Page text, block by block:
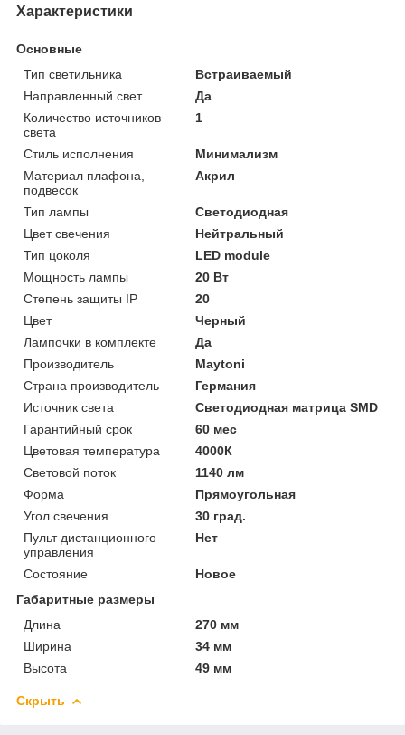
Характеристики
Основные
Тип светильника
Встраиваемый
Направленный свет
Да
Количество источников
света
1
Стиль исполнения
Минимализм
Материал плафона,
подвесок
Акрил
Тип лампы
Светодиодная
Цвет свечения
Нейтральный
Тип цоколя
LED module
Мощность лампы
20 Вт
Степень защиты IP
20
Цвет
Черный
Лампочки в комплекте
Да
Производитель
Maytoni
Страна производитель
Германия
Источник света
Светодиодная матрица SMD
Гарантийный срок
60 мес
Цветовая температура
4000К
Световой поток
1140 лм
Форма
Прямоугольная
Угол свечения
30 град.
Пульт дистанционного
управления
Нет
Состояние
Новое
Габаритные размеры
Длина
270 мм
Ширина
34 мм
Высота
49 мм
Скрыть